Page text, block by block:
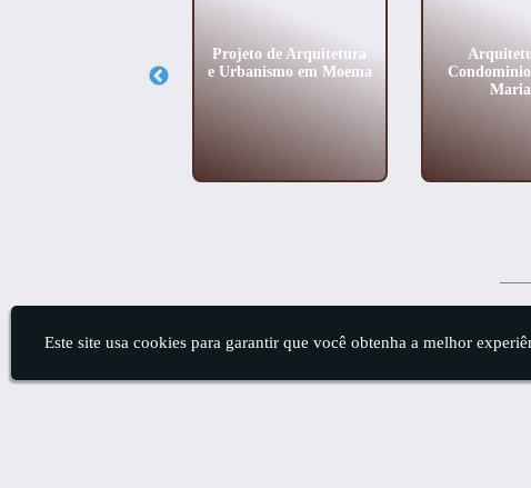
Projeto de Arquitetura
e Urbanismo em Moema
Este site usa cookies para garantir que você obtenha a melhor